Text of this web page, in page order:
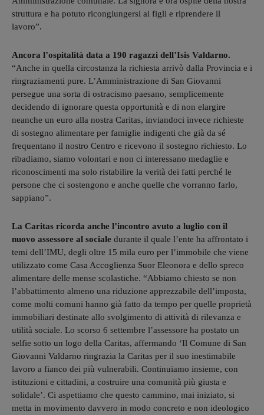
struttura e ha potuto ricongiungersi ai figli e riprendere il
lavoro”.
Ancora l’ospitalità data a 190 ragazzi dell’Isis Valdarno.
“Anche in quella circostanza la richiesta arrivò dalla Provincia e i
ringraziamenti pure. L’Amministrazione di San Giovanni
persegue una sorta di ostracismo paesano, semplicemente
decidendo di ignorare questa opportunità e di non elargire
neanche un euro alla nostra Caritas, inviandoci invece richieste
di sostegno alimentare per famiglie indigenti che già da sé
frequentano il nostro Centro e ricevono il sostegno richiesto. Lo
ribadiamo, siamo volontari e non ci interessano medaglie e
riconoscimenti ma solo ristabilire la verità dei fatti perché le
persone che ci sostengono e anche quelle che vorranno farlo,
sappiano”.
La Caritas ricorda anche l’incontro avuto a luglio con il
nuovo assessore al sociale durante il quale l’ente ha affrontato i
temi dell’IMU, degli oltre 15 mila euro per l’immobile che viene
utilizzato come Casa Accoglienza Suor Eleonora e dello spreco
alimentare delle mense scolastiche. “Abbiamo chiesto se non
l’abbattimento almeno una riduzione apprezzabile dell’imposta,
come molti comuni hanno già fatto da tempo per quelle proprietà
immobiliari destinate allo svolgimento di attività di rilevanza e
utilità sociale. Lo scorso 6 settembre l’assessore ha postato un
selfie sotto un logo della Caritas, affermando ‘Il Comune di San
Giovanni Valdarno ringrazia la Caritas per il suo inestimabile
lavoro a fianco dei più vulnerabili. Continuiamo insieme, con
istituzioni e cittadini, a costruire una comunità più giusta e
solidale’. Ci aspettiamo che questo cammino, mai iniziato, si
metta in movimento davvero in modo concreto e non ideologico